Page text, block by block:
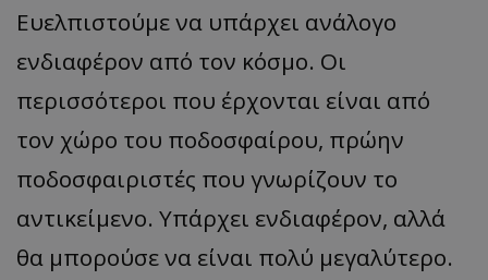
Ευελπιστούμε να υπάρχει ανάλογο
ενδιαφέρον από τον κόσμο. Οι
περισσότεροι που έρχονται είναι από
τον χώρο του ποδοσφαίρου, πρώην
ποδοσφαιριστές που γνωρίζουν το
αντικείμενο. Υπάρχει ενδιαφέρον, αλλά
θα μπορούσε να είναι πολύ μεγαλύτερο.